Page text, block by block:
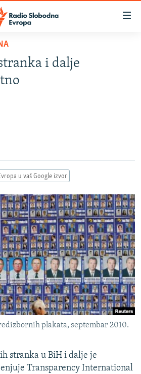
2024.
i dalje
u vaš Google izvor
plakata, septembar 2010.
stranka u BiH i dalje je
Transparency International